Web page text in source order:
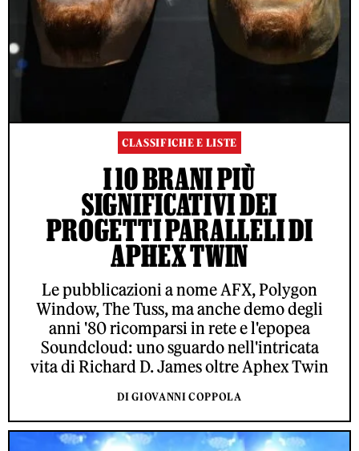
CLASSIFICHE E LISTE
I 10 BRANI PIÙ
SIGNIFICATIVI DEI
PROGETTI PARALLELI DI
APHEX TWIN
Le pubblicazioni a nome AFX, Polygon
Window, The Tuss, ma anche demo degli
anni '80 ricomparsi in rete e l'epopea
Soundcloud: uno sguardo nell'intricata
vita di Richard D. James oltre Aphex Twin
DI GIOVANNI COPPOLA